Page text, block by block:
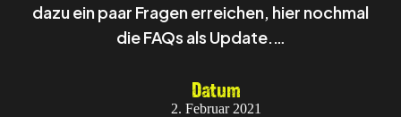
dazu ein paar Fragen erreichen, hier nochmal
die FAQs als Update.…
Datum
2. Februar 2021